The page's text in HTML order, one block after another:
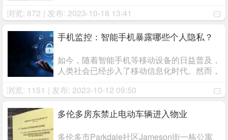
售给其他公司。所有这些都是经过您的同意
乎 ...
浏览: 872 | 发布: 2023-10-18 13:41
手机监控：智能手机暴露哪些个人隐私？
如今，随着智能手机等移动设备的日益普及，
人类社会已经步入了移动信息化时代。然而，
的手机可以泄露机主的大量个人信息。 ...
浏览: 1151 | 发布: 2023-10-12 09:50
多伦多房东禁止电动车辆进入物业
多伦多市Parkdale社区Jameson街一栋公寓